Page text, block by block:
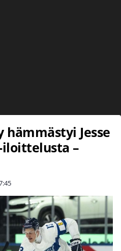
hämmästyi Jesse
–